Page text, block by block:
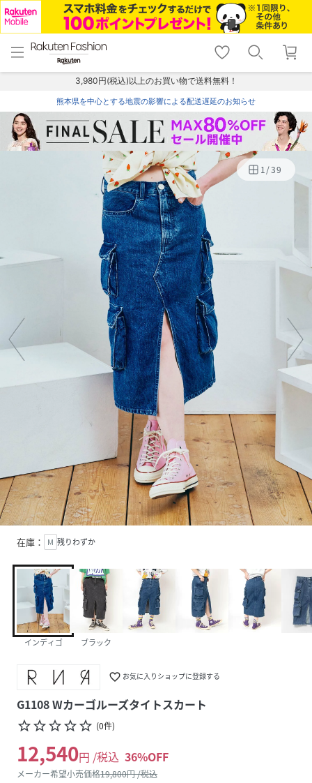
menu home
トップ
shopping_cart lock_outline
ログイン
3,980円(税込)以上のお買い物で送料無料！
熊本県を中心とする地震の影響による配送遅延のお知らせ
1/39
在庫： M 残りわずか
インディゴ ブラック
favorite_border お気に入りショップに登録する
G1108 Wカーゴルーズタイトスカート
star_borderstar_borderstar_borderstar_borderstar_border (0件)
12,540円 /税込 36%OFF
メーカー希望小売価格19,800円 /税込